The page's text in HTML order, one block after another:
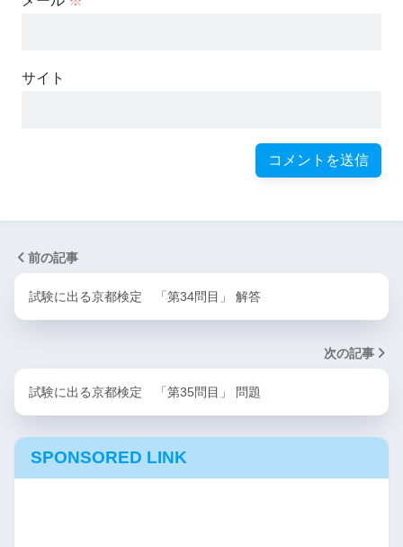
サイト
前の記事
試験に出る京都検定 「第34問目」 解答
次の記事
試験に出る京都検定 「第35問目」 問題
SPONSORED LINK